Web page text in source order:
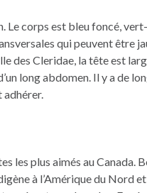
Le corps est bleu foncé,
qui peuvent être
des Cleridae, la tête est
long abdomen. Il y a de
adhérer.
les plus aimés au Canada.
à l’Amérique du Nord